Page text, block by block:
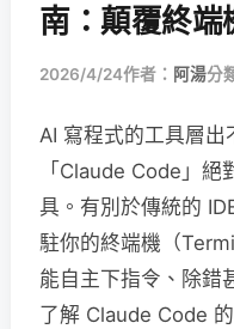
南：顛覆終端
2026/4/24作者： 阿湯分
AI 寫程式的工具層
「Claude Code」
具。有別於傳統的
駐你的終端機（
能自主下指令、除錯
了解 Claude Code